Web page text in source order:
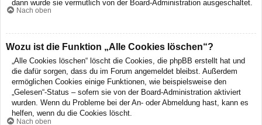
dann wurde sie vermutlich von der Board-Administration ausgeschaltet.
Nach oben
Wozu ist die Funktion „Alle Cookies löschen“?
„Alle Cookies löschen“ löscht die Cookies, die phpBB erstellt hat und
die dafür sorgen, dass du im Forum angemeldet bleibst. Außerdem
ermöglichen Cookies einige Funktionen, wie beispielsweise den
„Gelesen“-Status – sofern sie von der Board-Administration aktiviert
wurden. Wenn du Probleme bei der An- oder Abmeldung hast, kann es
helfen, wenn du die Cookies löscht.
Nach oben